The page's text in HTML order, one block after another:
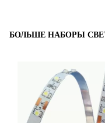
БОЛЬШЕ НАБОРЫ